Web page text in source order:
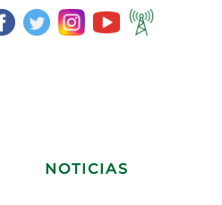
NOTICIAS